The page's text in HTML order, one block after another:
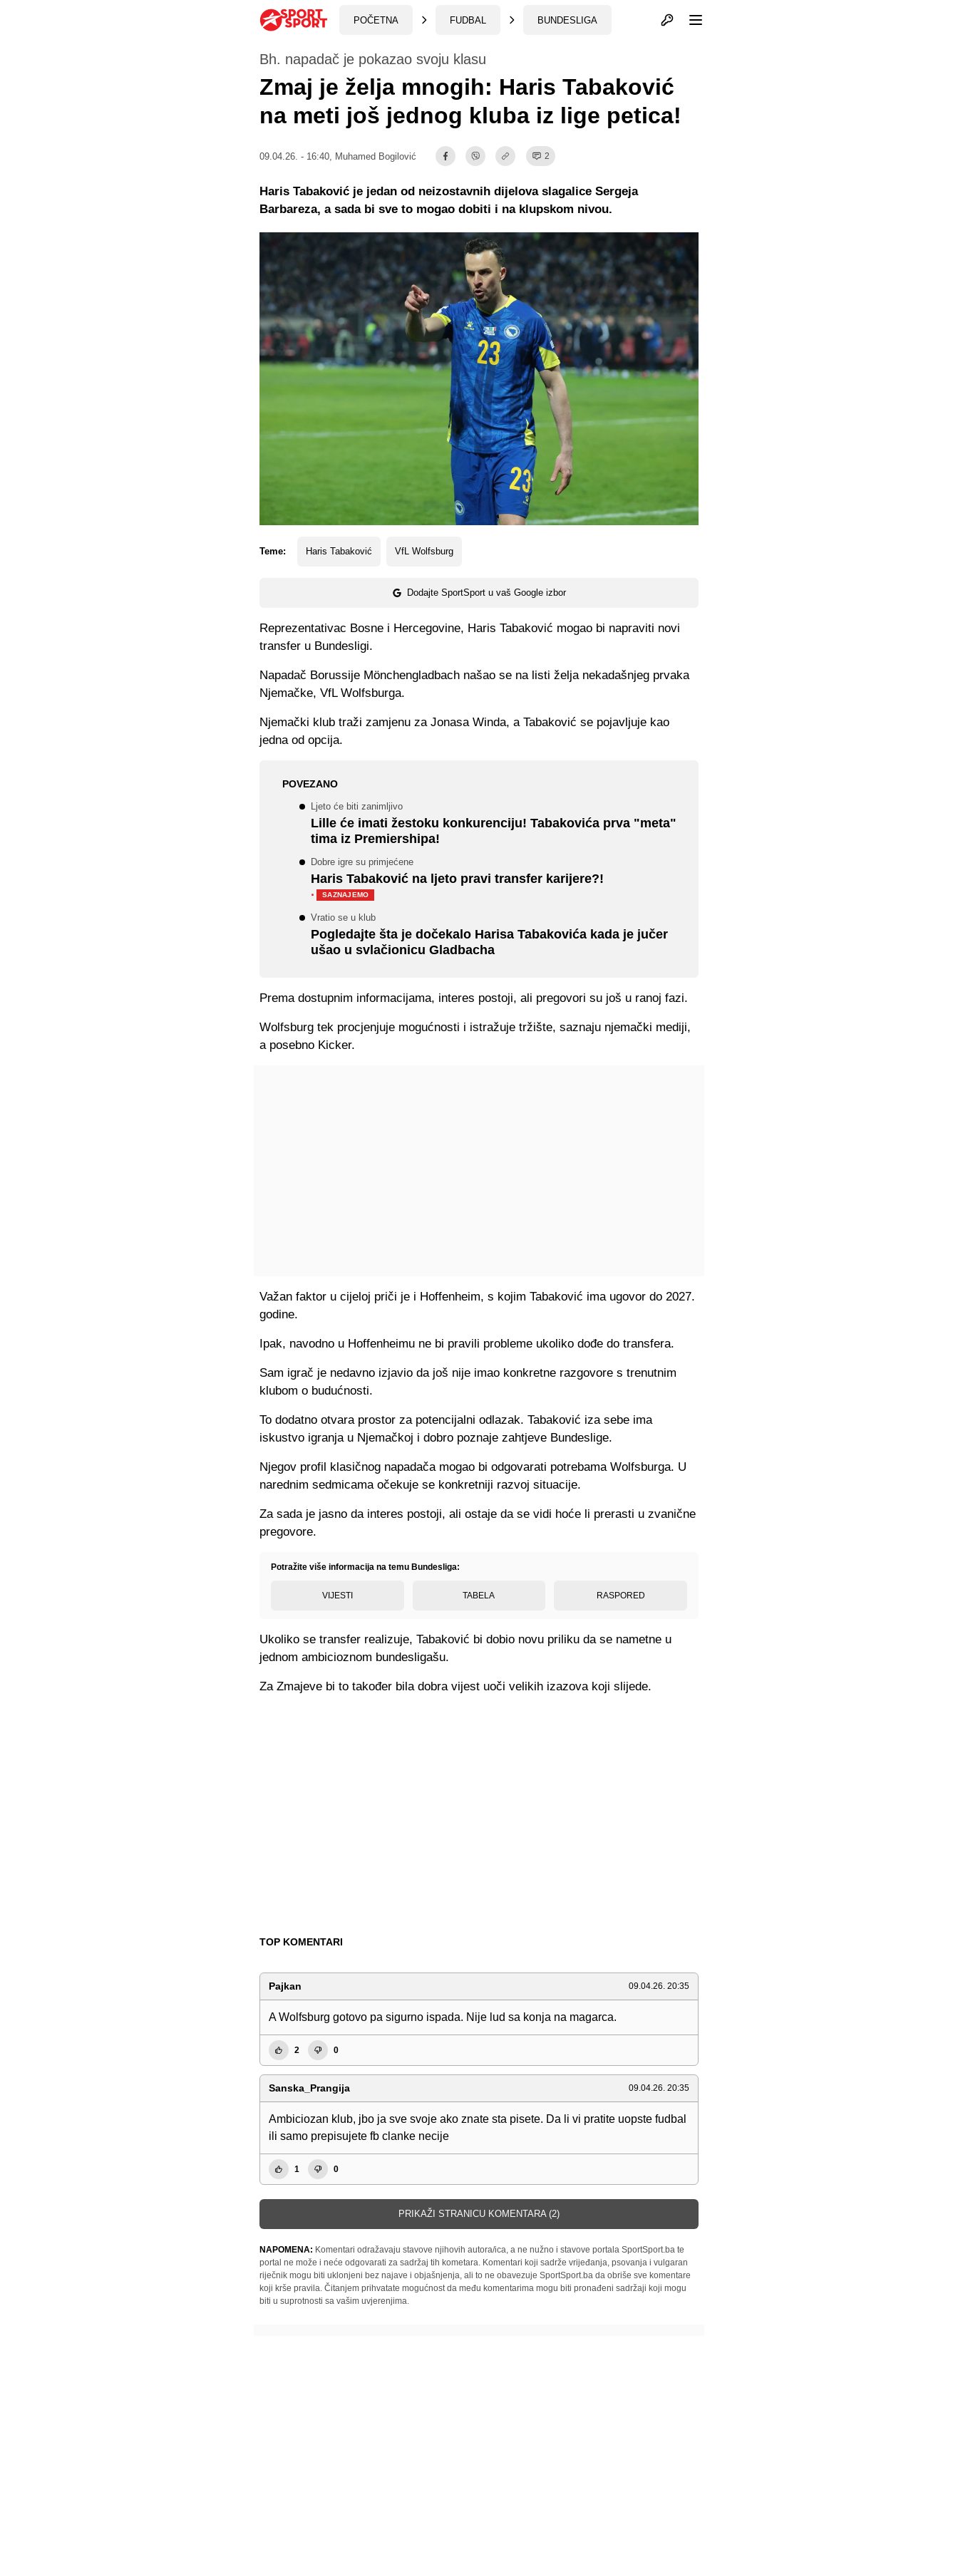
POČETNA FUDBAL BUNDESLIGA Otvori profil
Bh. napadač je pokazao svoju klasu
Zmaj je želja mnogih: Haris Tabaković
na meti još jednog kluba iz lige petica!
09.04.26. - 16:40, Muhamed Bogilović 2
Teme: Haris Tabaković VfL Wolfsburg
Dodajte SportSport u vaš Google izbor
Haris Tabaković je jedan od neizostavnih dijelova slagalice Sergeja
Barbareza, a sada bi sve to mogao dobiti i na klupskom nivou.
Reprezentativac Bosne i Hercegovine, Haris Tabaković mogao bi napraviti novi
transfer u Bundesligi.
Napadač Borussije Mönchengladbach našao se na listi želja nekadašnjeg prvaka
Njemačke, VfL Wolfsburga.
Njemački klub traži zamjenu za Jonasa Winda, a Tabaković se pojavljuje kao
jedna od opcija.
POVEZANO
Ljeto će biti zanimljivo
Lille će imati žestoku konkurenciju! Tabakovića prva "meta"
tima iz Premiershipa!
Dobre igre su primjećene
Haris Tabaković na ljeto pravi transfer karijere?!
·
SAZNAJEMO
Vratio se u klub
Pogledajte šta je dočekalo Harisa Tabakovića kada je jučer
ušao u svlačionicu Gladbacha
Prema dostupnim informacijama, interes postoji, ali pregovori su još u ranoj fazi.
Wolfsburg tek procjenjuje mogućnosti i istražuje tržište, saznaju njemački mediji,
a posebno Kicker.
Važan faktor u cijeloj priči je i Hoffenheim, s kojim Tabaković ima ugovor do 2027.
godine.
Ipak, navodno u Hoffenheimu ne bi pravili probleme ukoliko dođe do transfera.
Sam igrač je nedavno izjavio da još nije imao konkretne razgovore s trenutnim
klubom o budućnosti.
To dodatno otvara prostor za potencijalni odlazak. Tabaković iza sebe ima
iskustvo igranja u Njemačkoj i dobro poznaje zahtjeve Bundeslige.
Njegov profil klasičnog napadača mogao bi odgovarati potrebama Wolfsburga. U
narednim sedmicama očekuje se konkretniji razvoj situacije.
Za sada je jasno da interes postoji, ali ostaje da se vidi hoće li prerasti u zvanične
pregovore.
Potražite više informacija na temu Bundesliga:
VIJESTI TABELA RASPORED
Ukoliko se transfer realizuje, Tabaković bi dobio novu priliku da se nametne u
jednom ambicioznom bundesligašu.
Za Zmajeve bi to također bila dobra vijest uoči velikih izazova koji slijede.
TOP KOMENTARI
Pajkan 09.04.26. 20:35
A Wolfsburg gotovo pa sigurno ispada. Nije lud sa konja na magarca.
2 0
Sanska_Prangija 09.04.26. 20:35
Ambiciozan klub, jbo ja sve svoje ako znate sta pisete. Da li vi pratite uopste fudbal
ili samo prepisujete fb clanke necije
1 0
PRIKAŽI STRANICU KOMENTARA (2)
NAPOMENA: Komentari odražavaju stavove njihovih autora/ica, a ne nužno i stavove portala SportSport.ba te
portal ne može i neće odgovarati za sadržaj tih kometara. Komentari koji sadrže vrijeđanja, psovanja i vulgaran
riječnik mogu biti uklonjeni bez najave i objašnjenja, ali to ne obavezuje SportSport.ba da obriše sve komentare
koji krše pravila. Čitanjem prihvatate mogućnost da među komentarima mogu biti pronađeni sadržaji koji mogu
biti u suprotnosti sa vašim uvjerenjima.